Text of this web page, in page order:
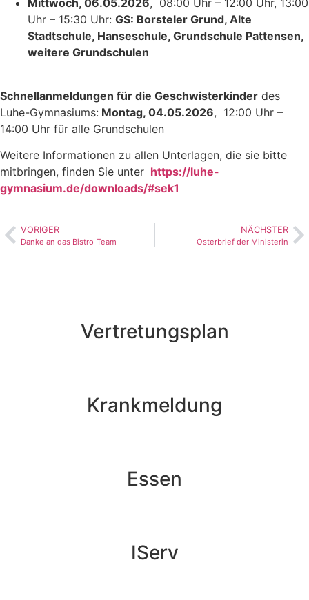
Mittwoch, 06.05.2026, 08:00 Uhr – 12:00 Uhr, 13:00
Uhr – 15:30 Uhr: GS: Borsteler Grund, Alte
Stadtschule, Hanseschule, Grundschule Pattensen,
weitere Grundschulen
Schnellanmeldungen für die Geschwisterkinder des
Luhe-Gymnasiums: Montag, 04.05.2026, 12:00 Uhr –
14:00 Uhr für alle Grundschulen
Weitere Informationen zu allen Unterlagen, die sie bitte
mitbringen, finden Sie unter https://luhe-
gymnasium.de/downloads/#sek1
VORIGER
Danke an das Bistro-Team
NÄCHSTER
Osterbrief der Ministerin
Vertretungsplan
Krankmeldung
Essen
IServ